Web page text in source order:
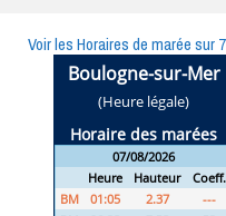
Voir les Horaires de marée sur